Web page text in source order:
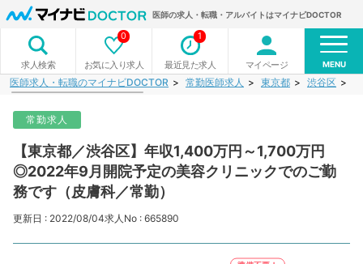
医師の求人・転職・アルバイトはマイナビDOCTOR
求人検索 お気に入り求人
0
最近見た求人
1
マイページ MENU
医師求人・転職のマイナビDOCTOR 常勤医師求人 東京都 渋谷区
常勤求人
【東京都／渋谷区】年収1,400万円～1,700万円
◎2022年9月開院予定の美容クリニックでのご勤
務です（皮膚科／常勤）
更新日 : 2022/08/04求人No : 665890